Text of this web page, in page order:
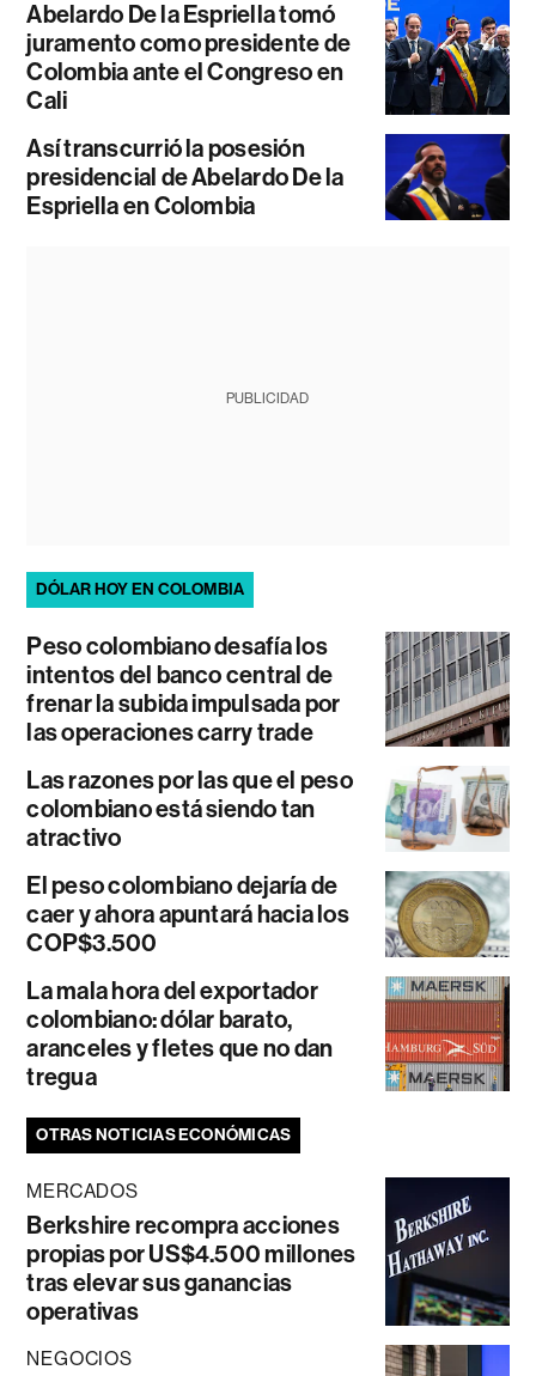
Abelardo De la Espriella tomó
juramento como presidente de
Colombia ante el Congreso en
Cali
Así transcurrió la posesión
presidencial de Abelardo De la
Espriella en Colombia
PUBLICIDAD
DÓLAR HOY EN COLOMBIA
Peso colombiano desafía los
intentos del banco central de
frenar la subida impulsada por
las operaciones carry trade
Las razones por las que el peso
colombiano está siendo tan
atractivo
El peso colombiano dejaría de
caer y ahora apuntará hacia los
COP$3.500
La mala hora del exportador
colombiano: dólar barato,
aranceles y fletes que no dan
tregua
OTRAS NOTICIAS ECONÓMICAS
MERCADOS
Berkshire recompra acciones
propias por US$4.500 millones
tras elevar sus ganancias
operativas
NEGOCIOS